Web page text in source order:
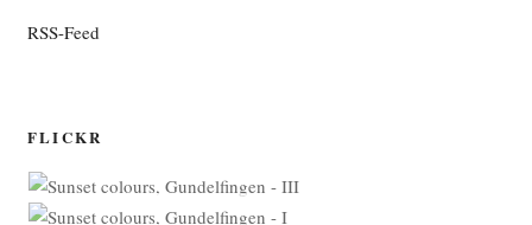
RSS-Feed
FLICKR